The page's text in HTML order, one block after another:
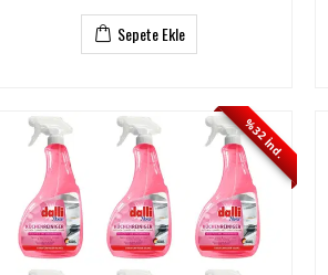
Sepete Ekle
%32 İnd.